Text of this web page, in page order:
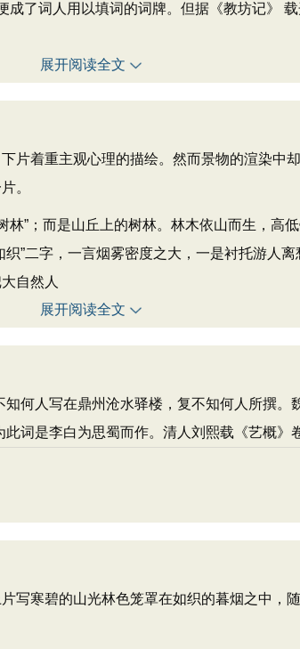
了词人用以填词的词牌。但据《教坊记》
展开阅读全文
着重主观心理的描绘。然而景物的渲染中
。
”；而是山丘上的树林。林木依山而生，高低
”二字，一言烟雾密度之大，一是衬托游人
自然人
展开阅读全文
何人写在鼎州沧水驿楼，复不知何人所撰
词是李白为思蜀而作。清人刘熙载《艺概》
寒碧的山光林色笼罩在如织的暮烟之中，